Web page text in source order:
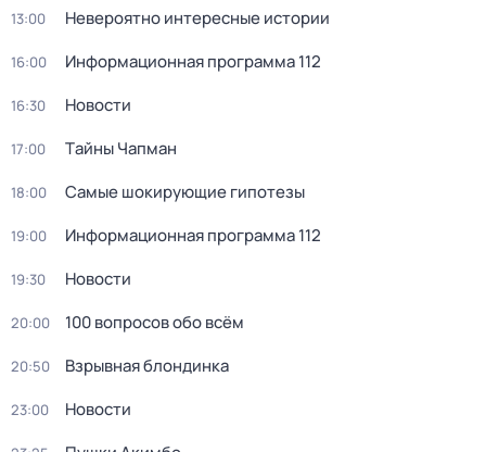
13:00 Невероятно интересные истории
16:00 Информационная программа 112
16:30 Новости
17:00 Тaйны Чапман
18:00 Самые шoкиpующие гипотезы
19:00 Информационная программа 112
19:30 Новости
20:00 100 вопросов обо всём
20:50 Взрывная блондинка
23:00 Новости